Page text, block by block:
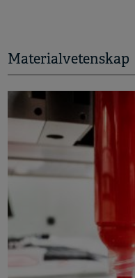
Materialvetenskap